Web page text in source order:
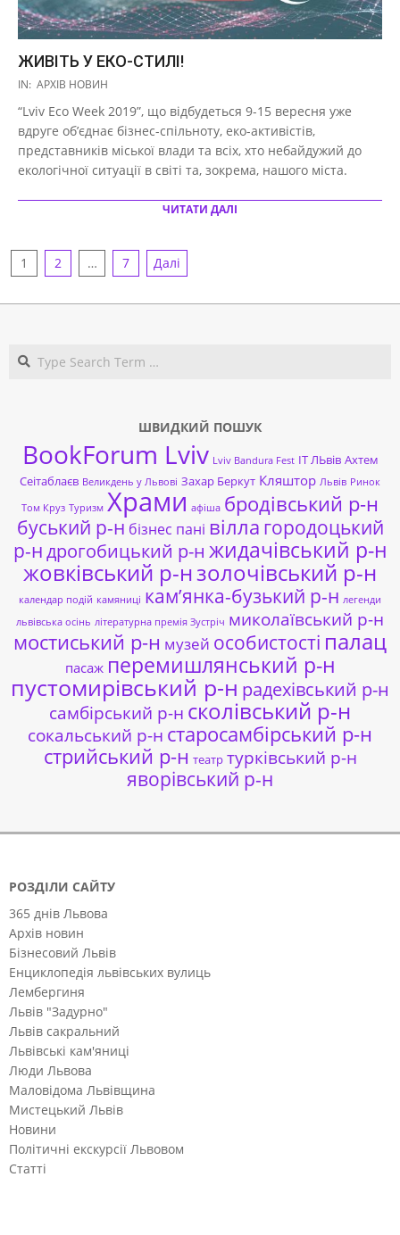
ЖИВІТЬ У ЕКО-СТИЛІ!
2019-
10
IN: АРХІВ НОВИН
“Lviv Eco Week 2019”, що відбудеться 9-15 вересня уже
вдруге об’єднає бізнес-спільноту, еко-активістів,
представників міської влади та всіх, хто небайдужий до
екологічної ситуації в світі та, зокрема, нашого міста.
ЧИТАТИ ДАЛІ
НАВІГАЦІЯ
1 2 … 7 Далі
ШВИДКИЙ ПОШУК
BookForum Lviv Lviv Bandura Fest ІТ ЛЬвів Ахтем
Сеітаблаєв Великдень у Львові Захар Беркут Кляштор Львів Ринок
Том Круз Туризм Храми афіша бродівський р-н
буський р-н бізнес пані вілла городоцький
р-ндрогобицький р-н жидачівський р-н
жовківський р-нзолочівський р-н
календар подій камяниці кам’янка-бузький р-н легенди
львівська осінь літературна премія Зустріч миколаївський р-н
мостиський р-н музей особистості палац
пасаж перемишлянський р-н
пустомирівський р-н радехівський р-н
самбірський р-н сколівський р-н
сокальський р-н старосамбірський р-н
стрийський р-н театр турківський р-н
яворівський р-н
РОЗДІЛИ САЙТУ
365 днів Львова
Архів новин
Бізнесовий Львів
Енциклопедія львівських вулиць
Лембергиня
Львів "Задурно"
Львів сакральний
Львівські кам'яниці
Люди Львова
Маловідома Львівщина
Мистецький Львів
Новини
Політичні екскурсії Львовом
Статті